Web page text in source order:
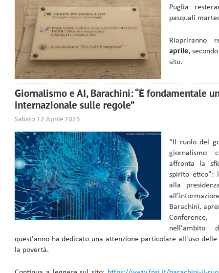
Puglia
pasquali
Riapriranno
aprile,
sito.
Giornalismo e AI, Barachini: “È fondamentale
internazionale sulle regole”
Sabato 12 Aprile 2025
“Il ruolo del
giornalismo
affronta la
spirito etico”:
alla
Barachini,
nell'ambito
quest'anno ha dedicato una attenzione particolare all'uso
la povertà.